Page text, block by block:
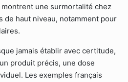
une surmortalité chez
de haut niveau, notamment pour
jamais établir avec certitude,
produit précis, une dose
Les exemples français